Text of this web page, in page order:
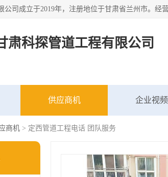
肃科探管道工程有限公司
供应商机 企业视频
商机 > 定西管道工程电话 团队服务